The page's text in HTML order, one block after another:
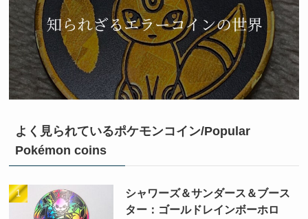
よく見られているポケモンコイン/Popular
Pokémon coins
シャワーズ＆サンダース＆ブース
ター：ゴールドレインボーホロ